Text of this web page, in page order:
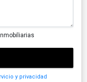
y privacidad